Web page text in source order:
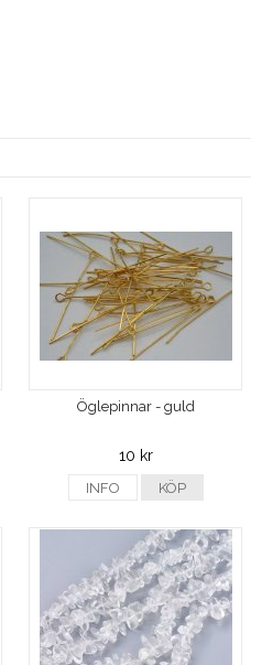
Öglepinnar - guld
10 kr
INFO KÖP